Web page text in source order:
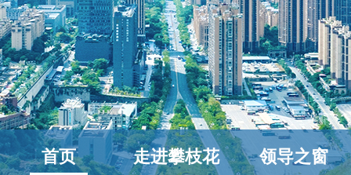
首页 走进攀枝花 领导之窗